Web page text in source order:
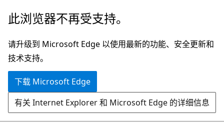
跳
主
要
内
此浏览器不再受支持。
请升级到 Microsoft Edge 以使用最新的功能、安全更新和
技术支持。
下载 Microsoft Edge
有关 Internet Explorer 和 Microsoft Edge 的详细信息